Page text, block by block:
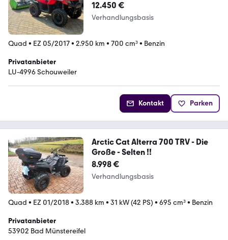
12.450 €
Verhandlungsbasis
Quad • EZ 05/2017• 2.950 km • 700 cm³• Benzin
Privatanbieter
LU-4996 Schouweiler
Kontakt Parken
Arctic Cat Alterra 700 TRV - Die
Große - Selten !!
8.998 €
Verhandlungsbasis
Quad • EZ 01/2018• 3.388 km • 31 kW (42 PS) • 695 cm³• Benzin
Privatanbieter
53902 Bad Münstereifel